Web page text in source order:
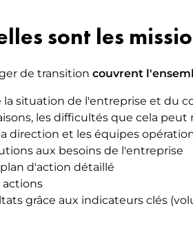
sont les
de transition couvrent
la situation de l'entreprise et du
les difficultés que cela
direction et les équipes
aux besoins de l'entreprise
d'action détaillé
actions
grâce aux indicateurs clés